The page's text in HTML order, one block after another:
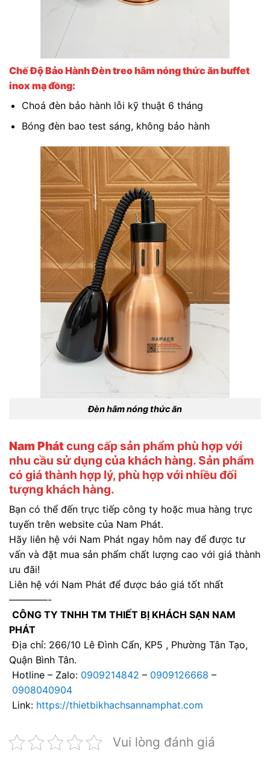
Chế Độ Bảo HànhĐèn treo hâm nóng thức ăn buffet
inox mạ đồng:
Choá đèn bảo hành lỗi kỹ thuật 6 tháng
Bóng đèn bao test sáng, không bảo hành
Đèn hâm nóng thức ăn
Nam Phátcung cấp sản phẩm phù hợp với
nhu cầu sử dụng của khách hàng. Sản phẩm
có giá thành hợp lý, phù hợp với nhiều đối
tượng khách hàng.
Bạn có thể đến trực tiếp công ty hoặc mua hàng trực
tuyến trên website của Nam Phát.
Hãy liên hệ với Nam Phát ngay hôm nay để được tư
vấn và đặt mua sản phẩm chất lượng cao với giá thành
ưu đãi!
Liên hệ với Nam Phát để được báo giá tốt nhất
————-
CÔNG TY TNHH TM THIẾT BỊ KHÁCH SẠN NAM
PHÁT
Địa chỉ: 266/10 Lê Đình Cẩn, KP5 , Phường Tân Tạo,
Quận Bình Tân.
Hotline – Zalo: 0909214842 – 0909126668 –
0908040904
Link: https://thietbikhachsannamphat.com
Vui lòng đánh giá